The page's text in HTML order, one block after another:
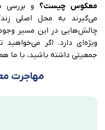
معکوس چیست؟ و بررسی
می‌گیرند به محل اصلی
چالش‌هایی در این مسیر وجود
ویژه‌ای دارد. اگر می‌خواهید
جمعیتی داشته باشید، با ما
مهاجرت